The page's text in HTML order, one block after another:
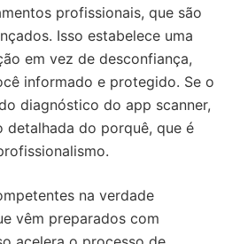
profissionais, que são
Isso estabelece uma
em vez de desconfiança,
informado e protegido. Se o
diagnóstico do app scanner,
detalhada do porquê, que é
na verdade
vêm preparados com